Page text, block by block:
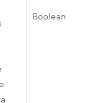
Boolean